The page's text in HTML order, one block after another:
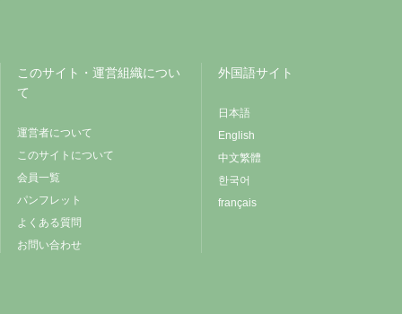
このサイト・運営組織につい
て
運営者について
このサイトについて
会員一覧
パンフレット
よくある質問
お問い合わせ
外国語サイト
日本語
English
中文繁體
한국어
français